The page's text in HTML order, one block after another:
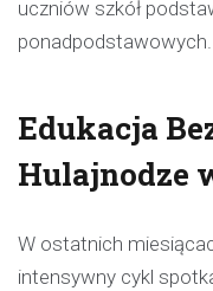
uczniów szkół
ponadpodstawowych.
Edukacja
Hulajnodze
W ostatnich
intensywny cykl